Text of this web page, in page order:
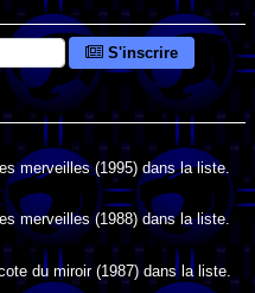
S'inscrire
merveilles (1995) dans la liste.
merveilles (1988) dans la liste.
du miroir (1987) dans la liste.